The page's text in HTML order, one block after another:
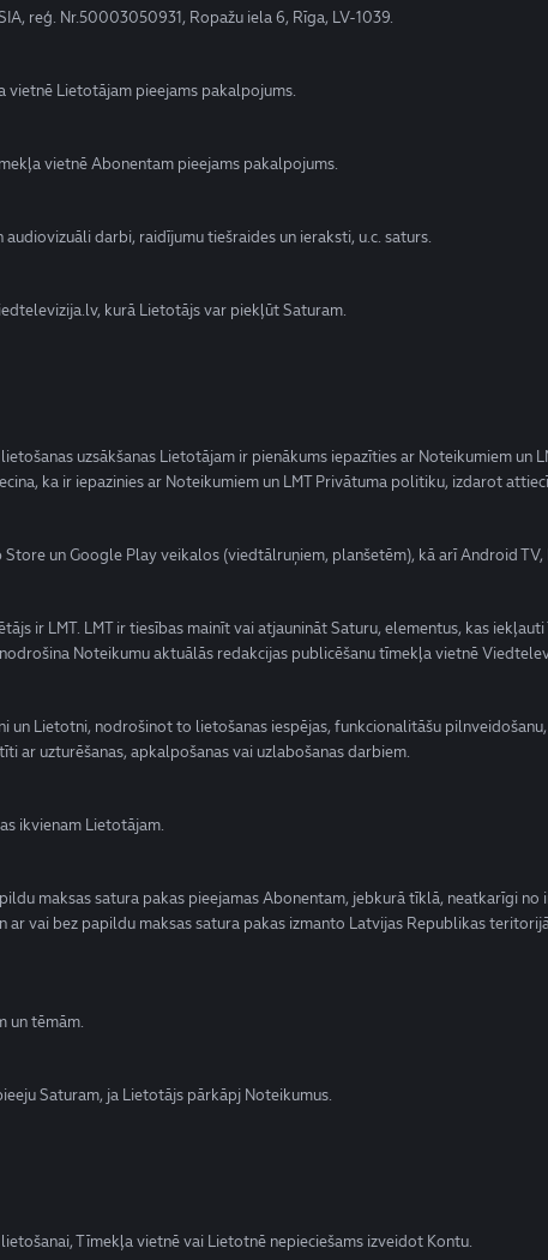
reģ. Nr.50003050931, Ropažu iela 6, Rīga, LV-1039.
vietnē Lietotājam pieejams pakalpojums.
vietnē Abonentam pieejams pakalpojums.
darbi, raidījumu tiešraides un ieraksti, u.c. saturs.
kurā Lietotājs var piekļūt Saturam.
uzsākšanas Lietotājam ir pienākums iepazīties ar Noteikumiem
ka ir iepazinies ar Noteikumiem un LMT Privātuma politiku, izdarot
un Google Play veikalos (viedtālruņiem, planšetēm), kā arī Android
ir LMT. LMT ir tiesības mainīt vai atjaunināt Saturu, elementus, kas
Noteikumu aktuālās redakcijas publicēšanu tīmekļa vietnē
un Lietotni, nodrošinot to lietošanas iespējas, funkcionalitāšu
ar uzturēšanas, apkalpošanas vai uzlabošanas darbiem.
ikvienam Lietotājam.
maksas satura pakas pieejamas Abonentam, jebkurā tīklā, neatkarīgi
ar vai bez papildu maksas satura pakas izmanto Latvijas Republikas
un tēmām.
Saturam, ja Lietotājs pārkāpj Noteikumus.
Tīmekļa vietnē vai Lietotnē nepieciešams izveidot Kontu.